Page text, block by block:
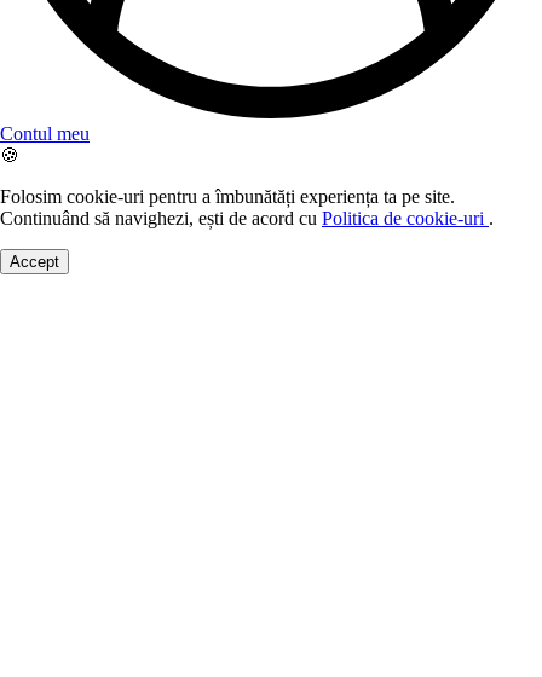
Contul meu
🍪
Folosim cookie-uri pentru a îmbunătăți experiența ta pe site.
Continuând să navighezi, ești de acord cu Politica de cookie-uri .
Accept